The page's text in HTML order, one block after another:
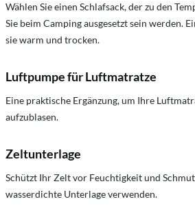
Wählen Sie einen Schlafsack, der zu den
Sie beim Camping ausgesetzt sein werden.
sie warm und trocken.
Luftpumpe für Luftmatratze
Eine praktische Ergänzung, um Ihre
aufzublasen.
Zeltunterlage
Schützt Ihr Zelt vor Feuchtigkeit und
wasserdichte Unterlage verwenden.